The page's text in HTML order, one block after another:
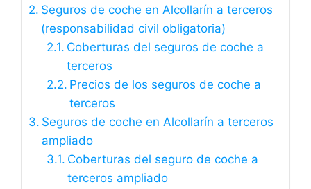
Seguros de coche en Alcollarín a terceros
(responsabilidad civil obligatoria)
Coberturas del seguros de coche a
terceros
Precios de los seguros de coche a
terceros
Seguros de coche en Alcollarín a terceros
ampliado
Coberturas del seguro de coche a
terceros ampliado